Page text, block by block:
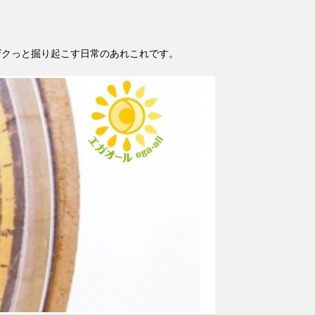
と掘り起こす日常のあれこれです。